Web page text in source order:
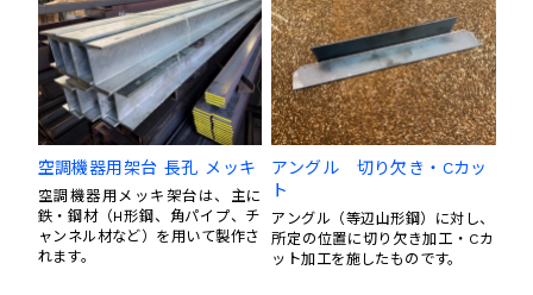
空調機器用架台 長孔 メッキ
空調機器用メッキ架台は、主に
鉄・鋼材（H形鋼、角パイプ、チ
ャンネル材など）を用いて製作さ
れます。
アングル 切り欠き・Cカッ
ト
アングル（等辺山形鋼）に対し、
所定の位置に切り欠き加工・Cカ
ット加工を施したものです。